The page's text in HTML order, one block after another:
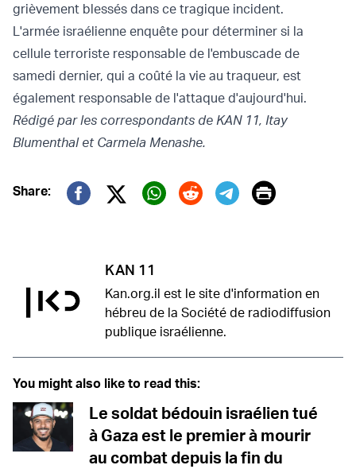
grièvement blessés dans ce tragique incident.
L'armée israélienne enquête pour déterminer si la
cellule terroriste responsable de l'embuscade de
samedi dernier, qui a coûté la vie au traqueur, est
également responsable de l'attaque d'aujourd'hui.
Rédigé par les correspondants de KAN 11, Itay
Blumenthal et Carmela Menashe.
Share:
Twitter (X)
Print
KAN 11
Kan.org.il est le site d'information en
hébreu de la Société de radiodiffusion
publique israélienne.
You might also like to read this:
Le soldat bédouin israélien tué
à Gaza est le premier à mourir
au combat depuis la fin du